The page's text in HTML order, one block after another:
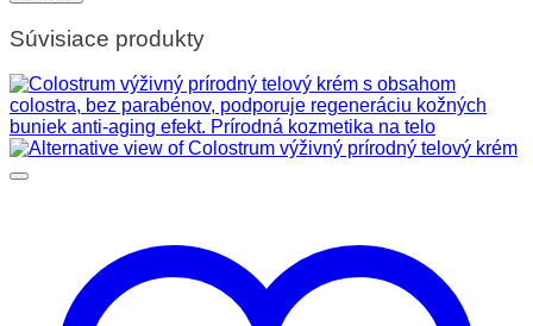
Súvisiace produkty